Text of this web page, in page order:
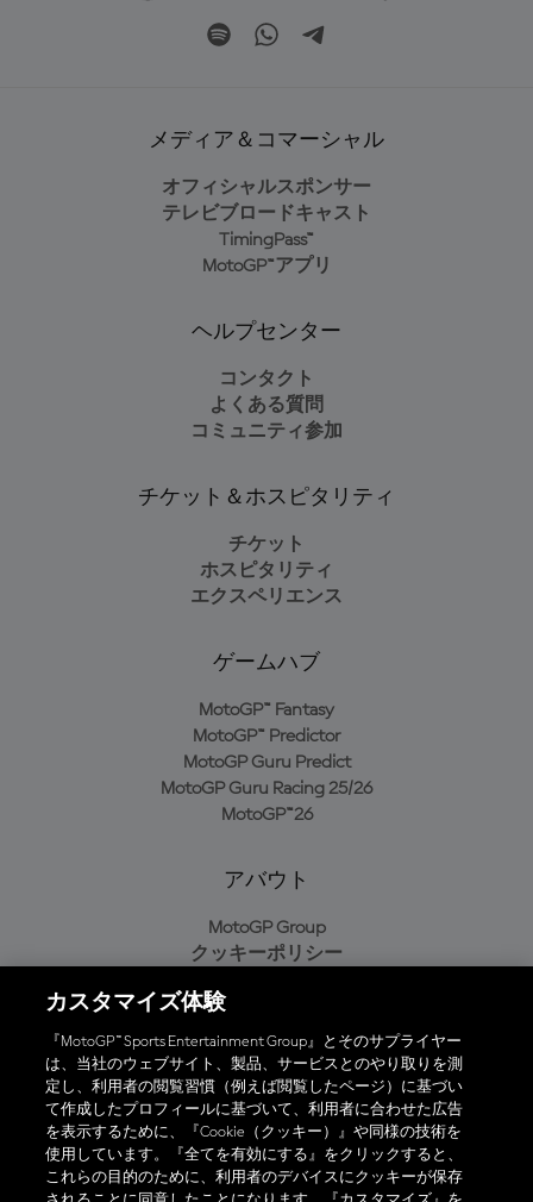
メディア＆コマーシャル
オフィシャルスポンサー
テレビブロードキャスト
TimingPass™
MotoGP™アプリ
ヘルプセンター
コンタクト
よくある質問
コミュニティ参加
チケット＆ホスピタリティ
チケット
ホスピタリティ
エクスペリエンス
ゲームハブ
MotoGP™ Fantasy
MotoGP™ Predictor
MotoGP Guru Predict
MotoGP Guru Racing 25/26
MotoGP™26
アバウト
MotoGP Group
クッキーポリシー
プライバシーポリシー
購入ポリシー
オフィシャルアプリ
カスタマイズ体験
『MotoGP™ Sports Entertainment Group』とそのサプライヤー
は、当社のウェブサイト、製品、サービスとのやり取りを測
定し、利用者の閲覧習慣（例えば閲覧したページ）に基づい
て作成したプロフィールに基づいて、利用者に合わせた広告
を表示するために、『Cookie（クッキー）』や同様の技術を
使用しています。『全てを有効にする』をクリックすると、
これらの目的のために、利用者のデバイスにクッキーが保存